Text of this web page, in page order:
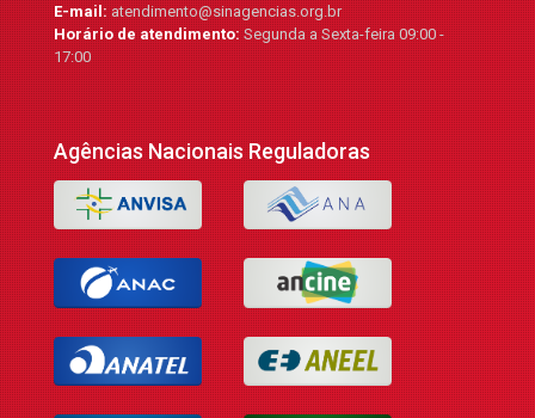
E-mail:atendimento@sinagencias.org.br
Horário de atendimento:Segunda a Sexta-feira 09:00 -
17:00
Agências Nacionais Reguladoras